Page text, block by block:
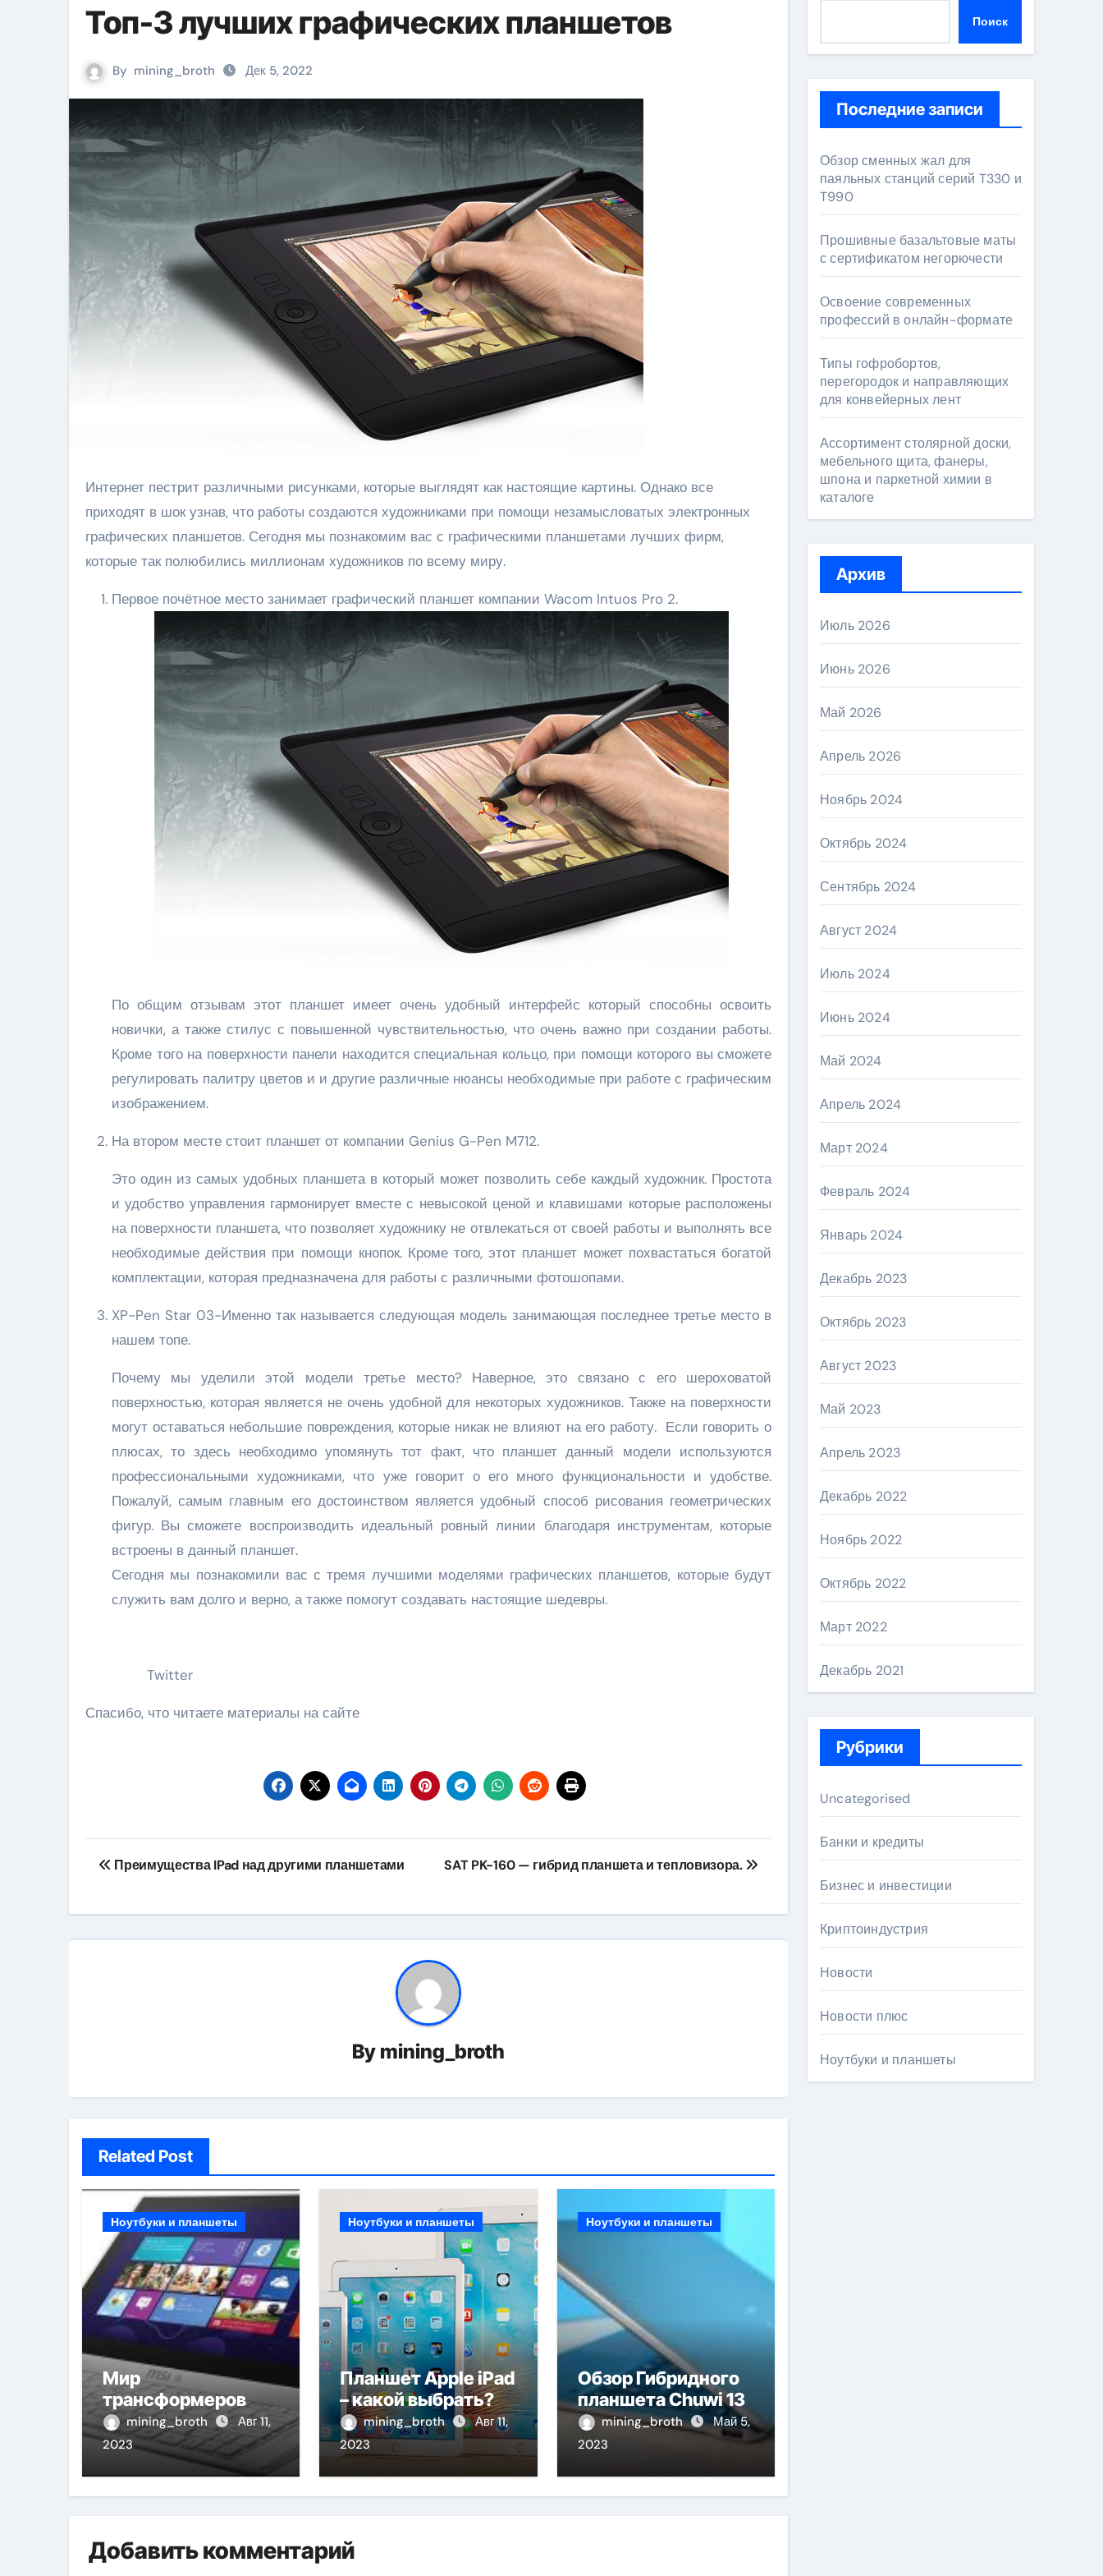
Топ-3 лучших графических планшетов
By mining_broth Дек 5, 2022
Интернет пестрит различными рисунками, которые выглядят как настоящие картины. Однако все
приходят в шок узнав, что работы создаются художниками при помощи незамысловатых электронных
графических планшетов. Сегодня мы познакомим вас с графическими планшетами лучших фирм,
которые так полюбились миллионам художников по всему миру.
Первое почётное место занимает графический планшет компании Wacom Intuos Pro 2.
По общим отзывам этот планшет имеет очень удобный интерфейс который способны освоить
новички, а также стилус с повышенной чувствительностью, что очень важно при создании работы.
Кроме того на поверхности панели находится специальная кольцо, при помощи которого вы сможете
регулировать палитру цветов и и другие различные нюансы необходимые при работе с графическим
изображением.
На втором месте стоит планшет от компании Genius G-Pen M712.
Это один из самых удобных планшета в который может позволить себе каждый художник. Простота
и удобство управления гармонирует вместе с невысокой ценой и клавишами которые расположены
на поверхности планшета, что позволяет художнику не отвлекаться от своей работы и выполнять все
необходимые действия при помощи кнопок. Кроме того, этот планшет может похвастаться богатой
комплектации, которая предназначена для работы с различными фотошопами.
XP-Pen Star 03-Именно так называется следующая модель занимающая последнее третье место в
нашем топе.
Почему мы уделили этой модели третье место? Наверное, это связано с его шероховатой
поверхностью, которая является не очень удобной для некоторых художников. Также на поверхности
могут оставаться небольшие повреждения, которые никак не влияют на его работу. Если говорить о
плюсах, то здесь необходимо упомянуть тот факт, что планшет данный модели используются
профессиональными художниками, что уже говорит о его много функциональности и удобстве.
Пожалуй, самым главным его достоинством является удобный способ рисования геометрических
фигур. Вы сможете воспроизводить идеальный ровный линии благодаря инструментам, которые
встроены в данный планшет.
Сегодня мы познакомили вас с тремя лучшими моделями графических планшетов, которые будут
служить вам долго и верно, а также помогут создавать настоящие шедевры.
Twitter
Спасибо, что читаете материалы на сайте
Навигация
записям
Преимущества IPad над другими планшетами SAT PK-160 — гибрид планшета и тепловизора.
By mining_broth
Related Post
Ноутбуки и планшеты
Мир
трансформеров
mining_broth
Авг 11,
2023
Ноутбуки и планшеты
Планшет Apple iPad
– какой выбрать?
mining_broth
Авг 11,
2023
Ноутбуки и планшеты
Обзор Гибридного
планшета Chuwi 13
mining_broth
Май 5,
2023
Добавить комментарий
Поиск
Последние записи
Обзор сменных жал для
паяльных станций серий T330 и
T990
Прошивные базальтовые маты
с сертификатом негорючести
Освоение современных
профессий в онлайн-формате
Типы гофробортов,
перегородок и направляющих
для конвейерных лент
Ассортимент столярной доски,
мебельного щита, фанеры,
шпона и паркетной химии в
каталоге
Архив
Июль 2026
Июнь 2026
Май 2026
Апрель 2026
Ноябрь 2024
Октябрь 2024
Сентябрь 2024
Август 2024
Июль 2024
Июнь 2024
Май 2024
Апрель 2024
Март 2024
Февраль 2024
Январь 2024
Декабрь 2023
Октябрь 2023
Август 2023
Май 2023
Апрель 2023
Декабрь 2022
Ноябрь 2022
Октябрь 2022
Март 2022
Декабрь 2021
Рубрики
Uncategorised
Банки и кредиты
Бизнес и инвестиции
Криптоиндустрия
Новости
Новости плюс
Ноутбуки и планшеты